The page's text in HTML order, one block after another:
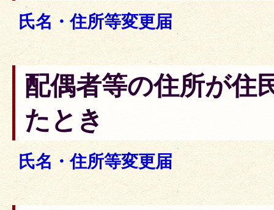
氏名・住所等変更届
配偶者等の住所が住
たとき
氏名・住所等変更届